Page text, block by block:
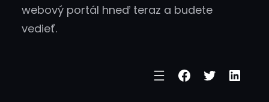
webový portál hneď teraz a budete
vedieť.
Facebook
Twitter